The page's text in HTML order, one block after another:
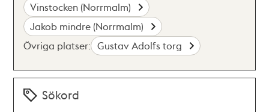
Vinstocken (Norrmalm)
Jakob mindre (Norrmalm)
Övriga platser: Gustav Adolfs torg
Sökord